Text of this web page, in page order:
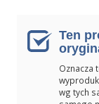
Ten
Oznacza
wg tych